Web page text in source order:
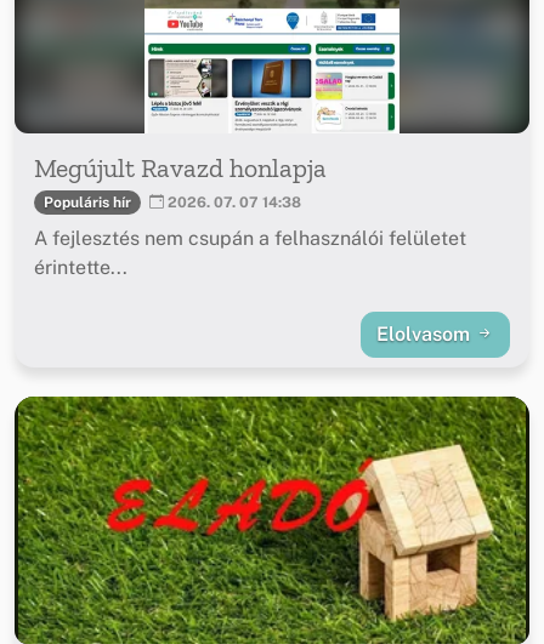
Megújult Ravazd honlapja
Populáris hír 2026. 07. 07 14:38
A fejlesztés nem csupán a felhasználói felületet
érintette...
Elolvasom